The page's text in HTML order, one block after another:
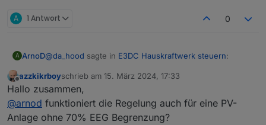
A 1 Antwort 0
A ArnoD@da_hood sagte in E3DC Hauskraftwerk steuern:
Eigentlich sollte bis 70% Akkuladung E3DC selbst
übernehmen....
Das kommt auf deine Einstellungen, an die ich nicht
kenne. ;-)
Offline
azzkikrboyschrieb am 15. März 2024, 17:33
zuletzt editiert von
Hallo zusammen,
@arnod funktioniert die Regelung auch für eine PV-
Anlage ohne 70% EEG Begrenzung?